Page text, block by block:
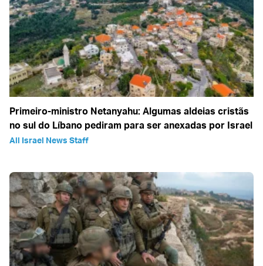
Primeiro-ministro Netanyahu: Algumas aldeias cristãs
no sul do Líbano pediram para ser anexadas por Israel
All Israel News Staff